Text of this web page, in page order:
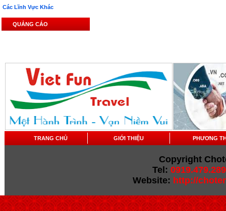
Các Lĩnh Vực Khác
QUẢNG CÁO
TRANG CHỦ GIỚI THIỆU PHƯƠNG
Copyright
Tel: 0919.479.289
Website: http://